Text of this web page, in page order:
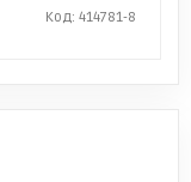
Код: 414781-8